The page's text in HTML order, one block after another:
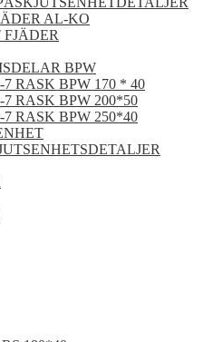
AL-KO
BPW
7 RASK BPW 170 * 40
7 RASK BPW 200*50
7 RASK BPW 250*40